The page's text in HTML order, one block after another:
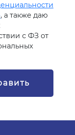
, а также даю
с ФЗ от